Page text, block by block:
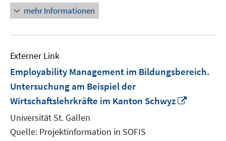
mehr Informationen
Externer Link
Employability Management im Bildungsbereich.
Untersuchung am Beispiel der
Wirtschaftslehrkräfte im Kanton Schwyz
Universität St. Gallen
Quelle: Projektinformation in SOFIS